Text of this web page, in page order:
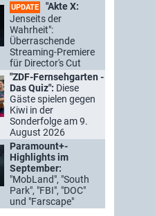
UPDATE
"Akte X:
Jenseits der
Wahrheit":
Überraschende
Streaming-Premiere
für Director's Cut
"ZDF-Fernsehgarten -
Das Quiz": Diese
Gäste spielen gegen
Kiwi in der
Sonderfolge am 9.
August 2026
Paramount+-
Highlights im
September:
"MobLand", "South
Park", "FBI", "DOC"
und "Farscape"